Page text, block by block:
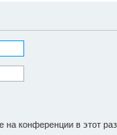
конференции в этот раз